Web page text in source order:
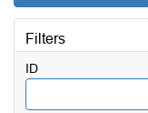
Filters
ID